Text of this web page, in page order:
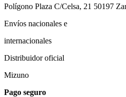
Polígono Plaza C/Celsa, 21 50197
Envíos nacionales e
internacionales
Distribuidor oficial
Mizuno
Pago seguro